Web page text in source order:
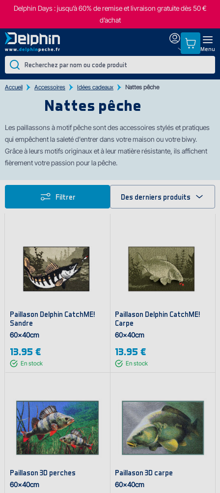
Delphin Days : jusqu’à 60% de remise et livraison gratuite dès 50 €
d’achat
Menu
Accueil Accessoires Idées cadeaux Nattes pêche
Nattes pêche
Les paillassons à motif pêche sont des accessoires stylés et pratiques
qui empêchent la saleté d'entrer dans votre maison ou votre biwy.
Grâce à leurs motifs originaux et à leur matière résistante, ils affichent
fièrement votre passion pour la pêche.
Filtrer Des derniers produits
Paillason Delphin CatchME!
Sandre
60x40cm
13.95 €
En stock
Paillason Delphin CatchME!
Carpe
60x40cm
13.95 €
En stock
Paillason 3D perches
60x40cm
Paillason 3D carpe
60x40cm